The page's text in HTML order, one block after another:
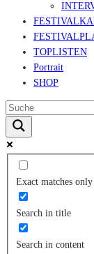
TOPLISTEN
Portrait
SHOP
Exact matches only
Search in title
Search in content